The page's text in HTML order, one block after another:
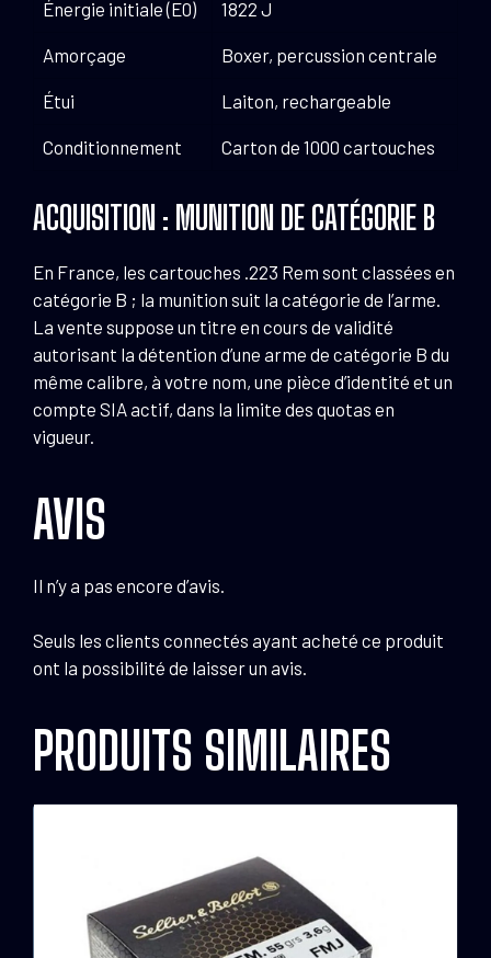
Énergie initiale (E0) 1822 J
Amorçage Boxer, percussion centrale
Étui Laiton, rechargeable
Conditionnement Carton de 1000 cartouches
ACQUISITION : MUNITION DE CATÉGORIE B
En France, les cartouches .223 Rem sont classées en
catégorie B ; la munition suit la catégorie de l’arme.
La vente suppose un titre en cours de validité
autorisant la détention d’une arme de catégorie B du
même calibre, à votre nom, une pièce d’identité et un
compte SIA actif, dans la limite des quotas en
vigueur.
AVIS
Il n’y a pas encore d’avis.
Seuls les clients connectés ayant acheté ce produit
ont la possibilité de laisser un avis.
PRODUITS SIMILAIRES